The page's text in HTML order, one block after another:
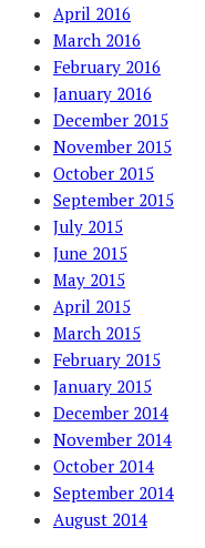
April 2016
March 2016
February 2016
January 2016
December 2015
November 2015
October 2015
September 2015
July 2015
June 2015
May 2015
April 2015
March 2015
February 2015
January 2015
December 2014
November 2014
October 2014
September 2014
August 2014